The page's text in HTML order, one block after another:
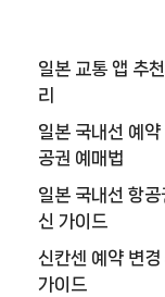
일본 교통 앱 추
리
일본 국내선 예
공권 예매법
일본 국내선 항
신 가이드
신칸센 예약 변
가이드